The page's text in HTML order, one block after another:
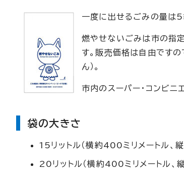
一度に出せるごみの量は5
燃やせないごみは市の指
す。販売価格は自由です
ん）。
市内のスーパー・コンビニ
袋の大きさ
15リットル（横約400ミリメートル、
20リットル（横約400ミリメートル、